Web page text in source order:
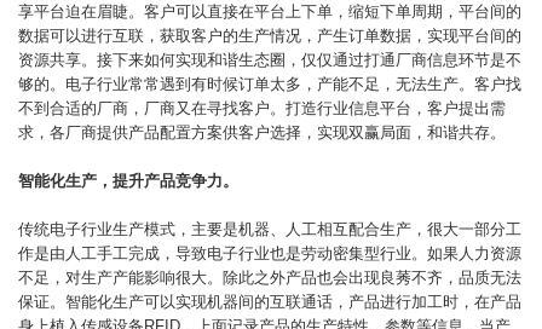
享平台迫在眉睫。客户可以直接在平台上下单，缩短下单周期，平台间的
数据可以进行互联，获取客户的生产情况，产生订单数据，实现平台间的
资源共享。接下来如何实现和谐生态圈，仅仅通过打通厂商信息环节是不
够的。电子行业常常遇到有时候订单太多，产能不足，无法生产。客户找
不到合适的厂商，厂商又在寻找客户。打造行业信息平台，客户提出需
求，各厂商提供产品配置方案供客户选择，实现双赢局面，和谐共存。
智能化生产，提升产品竞争力。
传统电子行业生产模式，主要是机器、人工相互配合生产，很大一部分工
作是由人工手工完成，导致电子行业也是劳动密集型行业。如果人力资源
不足，对生产产能影响很大。除此之外产品也会出现良莠不齐，品质无法
保证。智能化生产可以实现机器间的互联通话，产品进行加工时，在产品